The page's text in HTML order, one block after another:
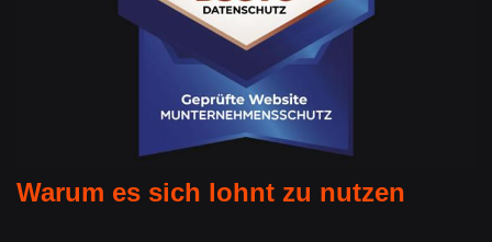
Warum es sich lohnt zu nutzen